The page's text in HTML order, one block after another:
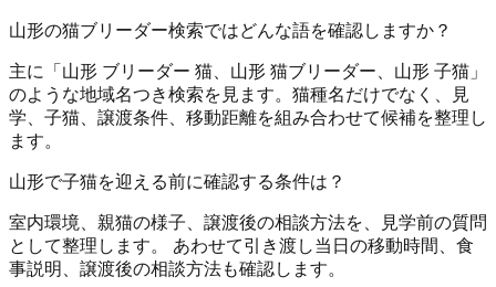
山形の猫ブリーダー検索ではどんな語を確認しますか？
主に「山形 ブリーダー 猫、山形 猫ブリーダー、山形 子猫」
のような地域名つき検索を見ます。猫種名だけでなく、見
学、子猫、譲渡条件、移動距離を組み合わせて候補を整理し
ます。
山形で子猫を迎える前に確認する条件は？
室内環境、親猫の様子、譲渡後の相談方法を、見学前の質問
として整理します。 あわせて引き渡し当日の移動時間、食
事説明、譲渡後の相談方法も確認します。